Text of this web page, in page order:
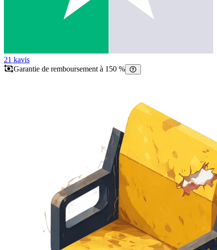
21 kavis
Garantie de remboursement à 150 %